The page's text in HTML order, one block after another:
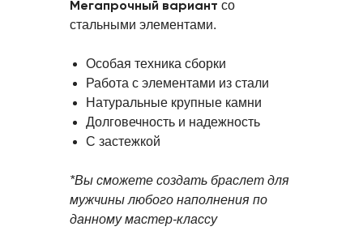
Мегапрочный вариант со
стальными элементами.
Особая техника сборки
Работа с элементами из стали
Натуральные крупные камни
Долговечность и надежность
С застежкой
*Вы сможете создать браслет для
мужчины любого наполнения по
данному мастер-классу